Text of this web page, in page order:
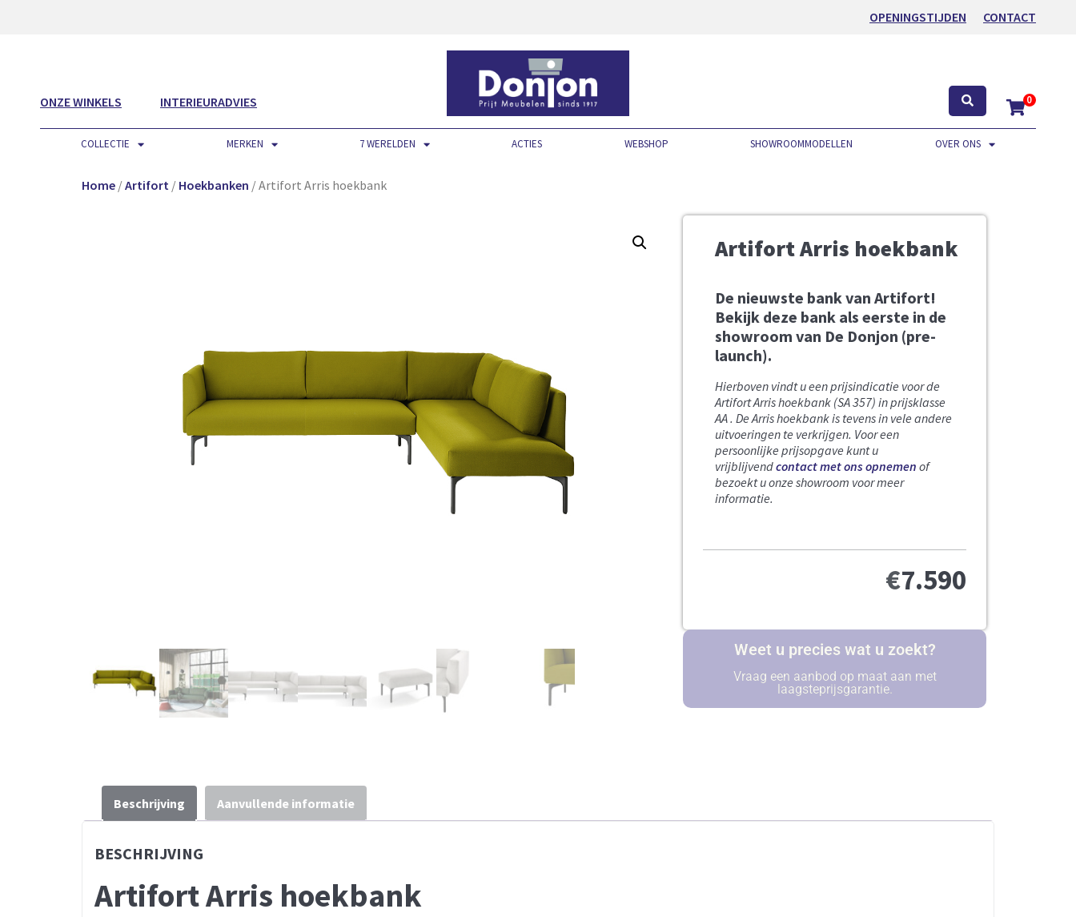
OPENINGSTIJDEN CONTACT
ONZE WINKELS INTERIEURADVIES 0
COLLECTIE MERKEN 7 WERELDEN ACTIES WEBSHOP SHOWROOMMODELLEN OVER ONS
Home /Artifort / Hoekbanken / Artifort Arris hoekbank
Artifort Arris hoekbank
De nieuwste bank van Artifort!
Bekijk deze bank als eerste in de
showroom van De Donjon (pre-
launch).
Hierboven vindt u een prijsindicatie voor de
Artifort Arris hoekbank (SA 357) in prijsklasse
AA . De Arris hoekbank is tevens in vele andere
uitvoeringen te verkrijgen. Voor een
persoonlijke prijsopgave kunt u
vrijblijvendcontact met ons opnemen of
bezoekt u onze showroom voor meer
informatie.
€7.590
Weet u precies wat u zoekt?
Vraag een aanbod op maat aan met
laagsteprijsgarantie.
Beschrijving Aanvullende informatie
BESCHRIJVING
Artifort Arris hoekbank